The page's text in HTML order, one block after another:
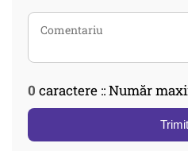
0 caractere :: Număr